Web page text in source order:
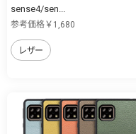
sense4/sen...
参考価格￥1,680
レザー